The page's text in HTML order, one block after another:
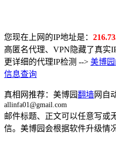
您现在上网的IP地址是：
高匿名代理、VPN隐藏了真实IP
更详细的代理IP检测 --> 美博园
信息查询
真相网推荐：美博园翻墙网自
allinfa01@gmail.com
邮件标题、正文可以任意写或
信。美博园会根据软件升级情